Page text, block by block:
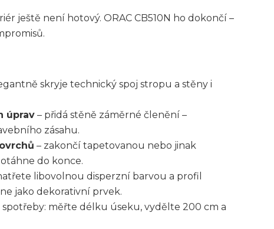
ještě není hotový. ORAC CB510N ho dokončí –
skryje technický spoj stropu a stěny i
úprav – přidá stěně záměrné členění –
zásahu.
– zakončí tapetovanou nebo jinak
do konce.
libovolnou disperzní barvou a profil
jako dekorativní prvek.
spotřeby: měřte délku úseku, vydělte 200 cm a